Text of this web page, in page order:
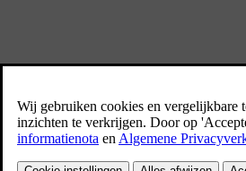
Meer in dit onderwerp